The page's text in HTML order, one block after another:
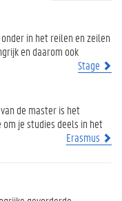
in het reilen en zeilen
en daarom ook
Stage
de master is het
je studies deels in het
Erasmus